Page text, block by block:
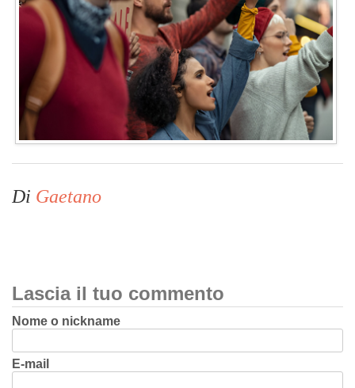
Di Gaetano
Lascia il tuo commento
Nome o nickname
E-mail